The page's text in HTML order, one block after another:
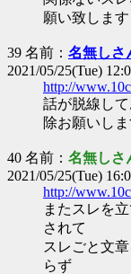
願い致します
39 名前： 名無しさ
2021/05/25(Tue)
http://
話が脱線し
除お願いし
40 名前： 名無しさ
2021/05/25(Tue)
http://
またスレを
されて
スレごと文
らず